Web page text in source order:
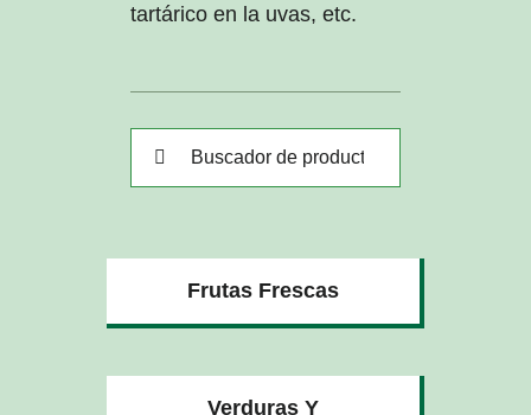
tartárico en la uvas, etc.
Buscar:
Frutas Frescas
Verduras Y